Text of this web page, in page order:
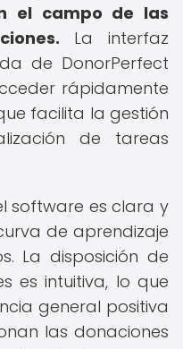
el campo de las
La interfaz
de DonorPerfect
rápidamente
facilita la gestión
de tareas
software es clara y
de aprendizaje
La disposición de
es intuitiva, lo que
general positiva
las donaciones